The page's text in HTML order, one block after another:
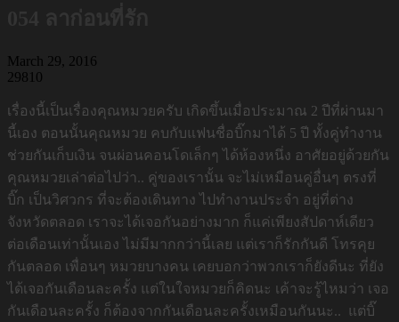
March 29, 2016
29810
เรื่องนี้เป็นเรื่องคุณหมวยครับ เกิดขึ้นเมื่อประมาณ 2 ปีที่ผ่านมา
นี้เอง ตอนนั้นคุณหมวย คบกับแฟนชื่อบิ๊กมาได้ 5 ปี ทั้งคู่ทำงาน
ช่วยกันเก็บเงิน จนผ่อนคอนโดเล็กๆ ได้ห้องหนึ่ง อาศัยอยู่ด้วยกัน
คุณหมวยเล่าต่อไปว่า.. คู่ของเรานั้น จะไม่เหมือนคู่อื่นๆ ตรงที่
บิ๊ก เป็นวิศวกร ที่จะต้องเดินทาง ไปทำงานประจำ อยู่ที่ต่าง
จังหวัดตลอด เราจะได้เจอกันอย่างมาก ก็แค่เพียงสัปดาห์เดียว
ต่อเดือนเท่านั้นเอง ไม่มีมากกว่านี้เลย แต่เราก็รักกันดี โทรคุย
กันตลอด เพื่อนๆ หมวยบางคน เคยบอกว่าพวกเราก็ยังดีนะ ที่ยัง
ได้เจอกันเดือนละครั้ง แต่ในใจหมวยก็คิดนะ เค้าจะรู้ไหมว่า เจอ
กันเดือนละครั้ง ก็ต้องจากกันเดือนละครั้งเหมือนกันนะ.. แต่บิ๊